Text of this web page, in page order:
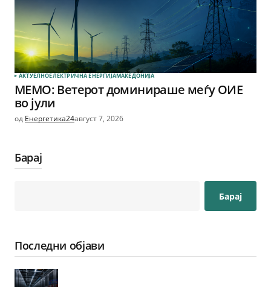
АКТУЕЛНОЕЛЕКТРИЧНА ЕНЕРГИЈАМАКЕДОНИЈА
МЕМО: Ветерот доминираше меѓу ОИЕ
во јули
од Енергетика24август 7, 2026
Барај
Барај
Последни објави